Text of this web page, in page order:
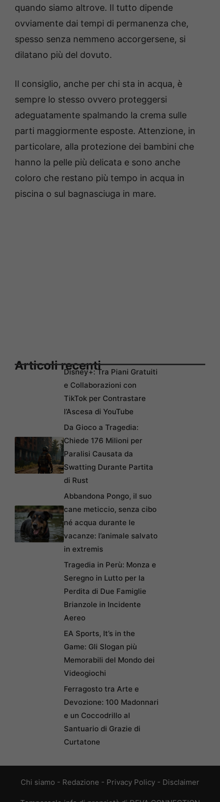
quando siamo altrove. Il tutto dipende
ovviamente dai tempi di permanenza che,
spesso senza nemmeno accorgersene, si
dilatano più del dovuto.
Il consiglio, anche per chi sta in acqua, è
sempre lo stesso ovvero proteggersi
adeguatamente spalmando la crema sulle
parti maggiormente esposte. Attenzione, in
particolare, alla protezione dei bambini che
hanno la pelle più delicata e sono anche
coloro che restano più tempo in acqua in
piscina o sul bagnasciuga in mare.
Articoli recentiDisney+: Tra Piani Gratuiti
e Collaborazioni con
TikTok per Contrastare
l’Ascesa di YouTube
Da Gioco a Tragedia:
Chiede 176 Milioni per
Paralisi Causata da
Swatting Durante Partita
di Rust
Abbandona Pongo, il suo
cane meticcio, senza cibo
né acqua durante le
vacanze: l’animale salvato
in extremis
Tragedia in Perù: Monza e
Seregno in Lutto per la
Perdita di Due Famiglie
Brianzole in Incidente
Aereo
EA Sports, It’s in the
Game: Gli Slogan più
Memorabili del Mondo dei
Videogiochi
Ferragosto tra Arte e
Devozione: 100 Madonnari
e un Coccodrillo al
Santuario di Grazie di
Curtatone
Chi siamo - Redazione - Privacy Policy - Disclaimer